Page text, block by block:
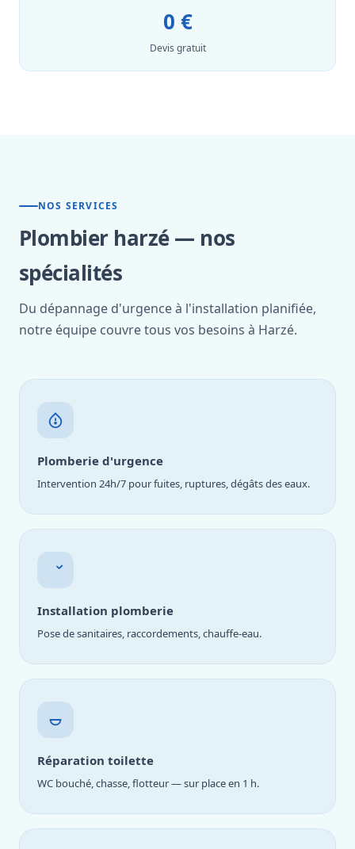
0 €
Devis gratuit
NOS SERVICES
Plombier harzé — nos
spécialités
Du dépannage d'urgence à l'installation planifiée,
notre équipe couvre tous vos besoins à Harzé.
Plomberie d'urgence
Intervention 24h/7 pour fuites, ruptures, dégâts des eaux.
Installation plomberie
Pose de sanitaires, raccordements, chauffe-eau.
Réparation toilette
WC bouché, chasse, flotteur — sur place en 1 h.